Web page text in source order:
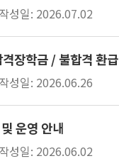
작성일: 2026.07.02
장학금 / 불합격 환
작성일: 2026.06.26
운영 안내
작성일: 2026.06.02